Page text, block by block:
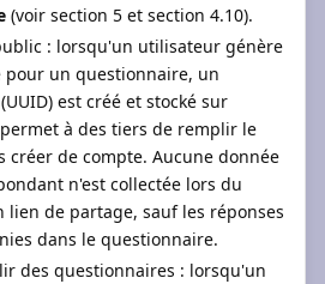
(voir section 5 et section 4.10).
: lorsqu'un utilisateur génère
un questionnaire, un
est créé et stocké sur
à des tiers de remplir le
créer de compte. Aucune donnée
n'est collectée lors du
lien de partage, sauf les réponses
dans le questionnaire.
des questionnaires : lorsqu'un